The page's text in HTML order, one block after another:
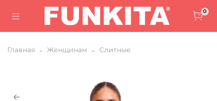
0
Главная Женщинам Слитные